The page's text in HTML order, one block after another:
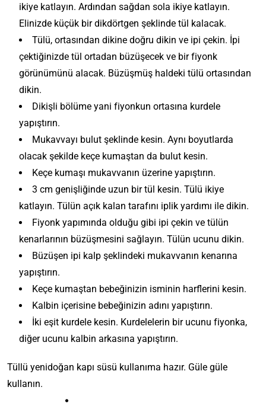
ikiye katlayın. Ardından sağdan sola ikiye katlayın.
Elinizde küçük bir dikdörtgen şeklinde tül kalacak.
Tülü, ortasından dikine doğru dikin ve ipi çekin. İpi
çektiğinizde tül ortadan büzüşecek ve bir fiyonk
görünümünü alacak. Büzüşmüş haldeki tülü ortasından
dikin.
Dikişli bölüme yani fiyonkun ortasına kurdele
yapıştırın.
Mukavvayı bulut şeklinde kesin. Aynı boyutlarda
olacak şekilde keçe kumaştan da bulut kesin.
Keçe kumaşı mukavvanın üzerine yapıştırın.
3 cm genişliğinde uzun bir tül kesin. Tülü ikiye
katlayın. Tülün açık kalan tarafını iplik yardımı ile dikin.
Fiyonk yapımında olduğu gibi ipi çekin ve tülün
kenarlarının büzüşmesini sağlayın. Tülün ucunu dikin.
Büzüşen ipi kalp şeklindeki mukavvanın kenarına
yapıştırın.
Keçe kumaştan bebeğinizin isminin harflerini kesin.
Kalbin içerisine bebeğinizin adını yapıştırın.
İki eşit kurdele kesin. Kurdelelerin bir ucunu fiyonka,
diğer ucunu kalbin arkasına yapıştırın.
Tüllü yenidoğan kapı süsü kullanıma hazır. Güle güle
kullanın.